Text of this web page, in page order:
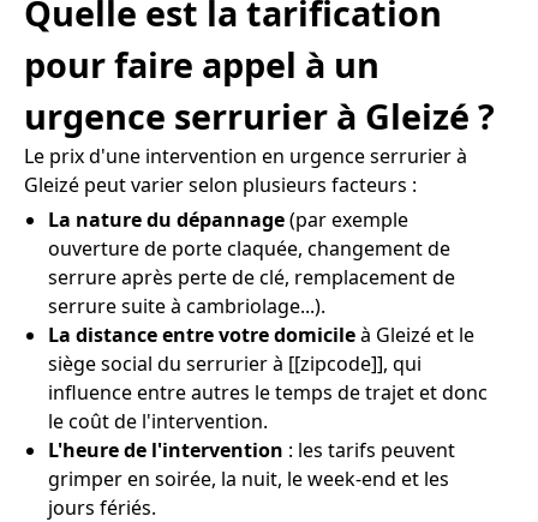
Quelle est la tarification
pour faire appel à un
urgence serrurier à Gleizé ?
Le prix d'une intervention en urgence serrurier à
Gleizé peut varier selon plusieurs facteurs :
La nature du dépannage(par exemple
ouverture de porte claquée, changement de
serrure après perte de clé, remplacement de
serrure suite à cambriolage...).
La distance entre votre domicileà Gleizé et le
siège social du serrurier à [[zipcode]], qui
influence entre autres le temps de trajet et donc
le coût de l'intervention.
L'heure de l'intervention : les tarifs peuvent
grimper en soirée, la nuit, le week-end et les
jours fériés.